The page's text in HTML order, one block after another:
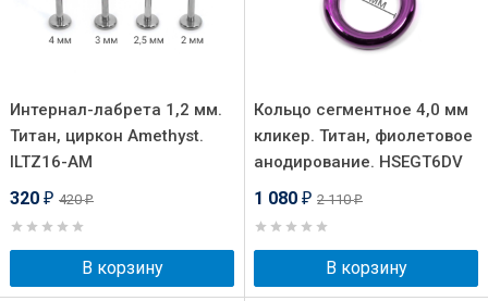
Интернал-лабрета 1,2 мм.
Титан, циркон Amethyst.
ILTZ16-AM
320 ₽ 420₽
В корзину
Кольцо сегментное 4,0 мм
кликер. Титан, фиолетовое
анодирование. HSEGT6DV
1 080 ₽ 2 110₽
В корзину